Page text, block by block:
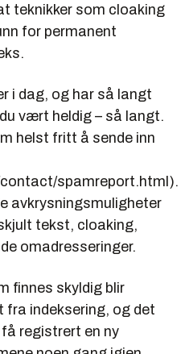
teknikker som cloaking
for permanent
i dag, og har så langt
vært heldig – så langt.
helst fritt å sende inn
spamreport.html).
avkrysningsmuligheter
tekst, cloaking,
omadresseringer.
finnes skyldig blir
indeksering, og det
registrert en ny